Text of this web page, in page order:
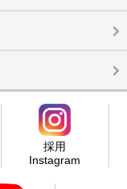
採用
Instagram